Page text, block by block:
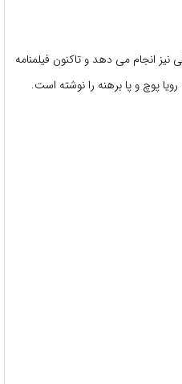
نیز انجام می دهد و تاکنون فیلمنامه
پوچ و پا برهنه را نوشته است.